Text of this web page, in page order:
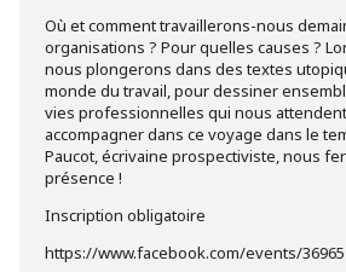
Où et comment travaillerons-nous
organisations ? Pour quelles causes ?
nous plongerons dans des textes
monde du travail, pour dessiner
vies professionnelles qui nous
accompagner dans ce voyage dans le
Paucot, écrivaine prospectiviste, nous
présence !
Inscription obligatoire
https://www.facebook.com/events/